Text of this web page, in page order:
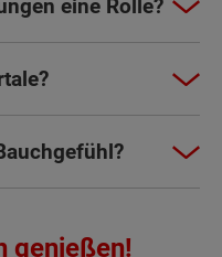
eine Rolle?
genießen!